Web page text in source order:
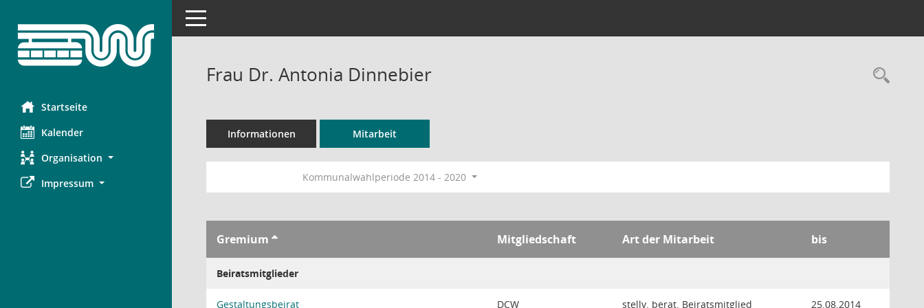
Startseite
Kalender
Organisation
Impressum
Toggle navigation
Frau Dr. Antonia Dinnebier
Informationen Mitarbeit
Kommunalwahlperiode 2014 - 2020
Gremium Mitgliedschaft Art der Mitarbeit bis
Beiratsmitglieder
Gestaltungsbeirat DCW stellv. berat. Beiratsmitglied 25.08.2014